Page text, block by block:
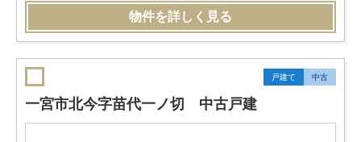
物件を詳しく見る
戸建て 中古
一宮市北今字苗代一ノ切 中古戸建